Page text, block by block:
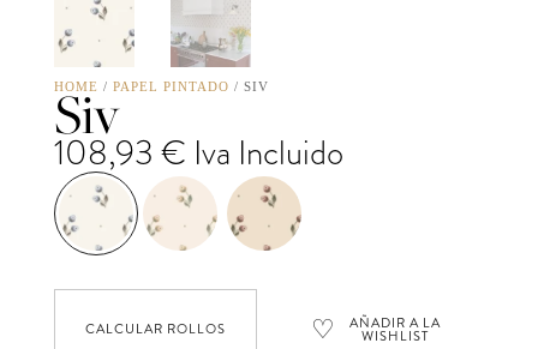
HOME / PAPEL PINTADO / SIV
Siv
108,93 € Iva Incluido
CALCULAR ROLLOS ♡ AÑADIR A LA
WISHLIST